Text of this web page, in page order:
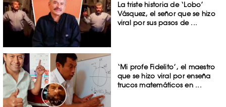
La triste historia de ‘Lobo’
Vásquez, el señor que se hizo
viral por sus pasos de ...
‘Mi profe Fidelito’, el maestro
que se hizo viral por enseña
trucos matemáticos en ...